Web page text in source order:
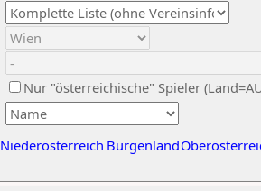
Nur "österreichische" Spieler
Niederösterreich Burgenland